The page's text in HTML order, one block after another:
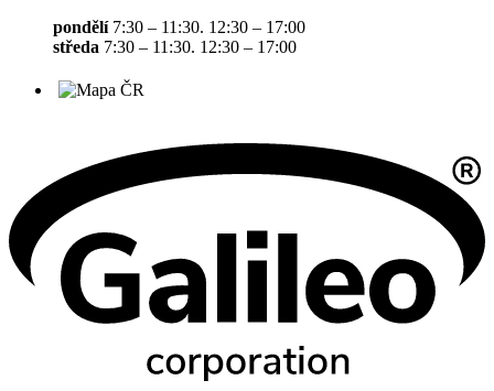
pondělí7:30 – 11:30. 12:30 – 17:00
středa 7:30 – 11:30. 12:30 – 17:00